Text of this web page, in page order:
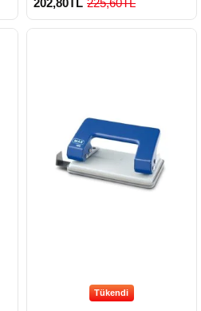
202,80TL 225,60TL
Tükendi